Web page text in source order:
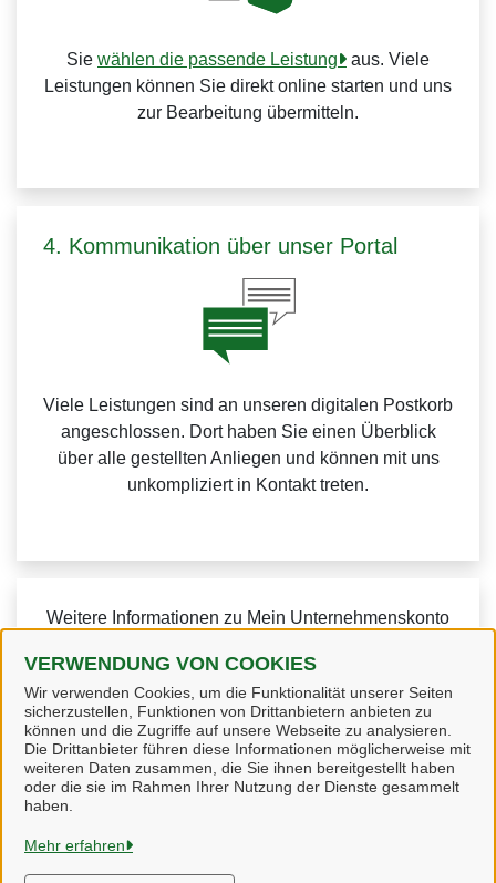
VERWENDUNG VON COOKIES
Wir verwenden Cookies, um die Funktionalität unserer Seiten
sicherzustellen, Funktionen von Drittanbietern anbieten zu
können und die Zugriffe auf unsere Webseite zu analysieren.
Die Drittanbieter führen diese Informationen möglicherweise mit
weiteren Daten zusammen, die Sie ihnen bereitgestellt haben
oder die sie im Rahmen Ihrer Nutzung der Dienste gesammelt
haben.
Mehr erfahren
Sie wählen die passende Leistung
aus. Viele
Leistungen können Sie direkt online starten und uns
zur Bearbeitung übermitteln.
4. Kommunikation über unser Portal
Viele Leistungen sind an unseren digitalen Postkorb
angeschlossen. Dort haben Sie einen Überblick
über alle gestellten Anliegen und können mit uns
unkompliziert in Kontakt treten.
Weitere Informationen zu Mein Unternehmenskonto
Unternehmenskonto.
Heidekreis
Alle Rechte vorbehalten